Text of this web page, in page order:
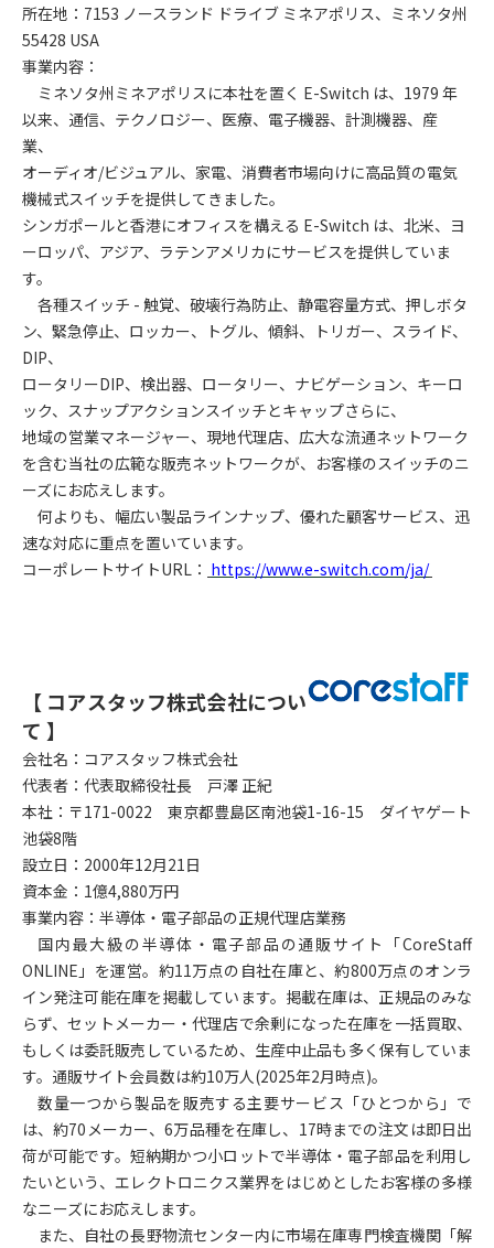
所在地：7153 ノースランド ドライブ ミネアポリス、ミネソタ州
55428 USA
事業内容：
ミネソタ州ミネアポリスに本社を置く E-Switch は、1979 年
以来、通信、テクノロジー、医療、電子機器、計測機器、産
業、
オーディオ/ビジュアル、家電、消費者市場向けに高品質の電気
機械式スイッチを提供してきました。
シンガポールと香港にオフィスを構える E-Switch は、北米、ヨ
ーロッパ、アジア、ラテンアメリカにサービスを提供していま
す。
各種スイッチ - 触覚、破壊行為防止、静電容量方式、押しボタ
ン、緊急停止、ロッカー、トグル、傾斜、トリガー、スライド、
DIP、
ロータリーDIP、検出器、ロータリー、ナビゲーション、キーロ
ック、スナップアクションスイッチとキャップさらに、
地域の営業マネージャー、現地代理店、広大な流通ネットワーク
を含む当社の広範な販売ネットワークが、お客様のスイッチのニ
ーズにお応えします。
何よりも、幅広い製品ラインナップ、優れた顧客サービス、迅
速な対応に重点を置いています。
コーポレートサイトURL： https://www.e-switch.com/ja/
【 コアスタッフ株式会社につい
て 】
会社名：コアスタッフ株式会社
代表者：代表取締役社長 戸澤 正紀
本社：〒171-0022 東京都豊島区南池袋1-16-15 ダイヤゲート
池袋8階
設立日：2000年12月21日
資本金：1億4,880万円
事業内容：半導体・電子部品の正規代理店業務
国内最大級の半導体・電子部品の通販サイト「CoreStaff
ONLINE」を運営。約11万点の自社在庫と、約800万点のオンラ
イン発注可能在庫を掲載しています。掲載在庫は、正規品のみな
らず、セットメーカー・代理店で余剰になった在庫を一括買取、
もしくは委託販売しているため、生産中止品も多く保有していま
す。通販サイト会員数は約10万人(2025年2月時点)。
数量一つから製品を販売する主要サービス「ひとつから」で
は、約70メーカー、6万品種を在庫し、17時までの注文は即日出
荷が可能です。短納期かつ小ロットで半導体・電子部品を利用し
たいという、エレクトロニクス業界をはじめとしたお客様の多様
なニーズにお応えします。
また、自社の長野物流センター内に市場在庫専門検査機関「解